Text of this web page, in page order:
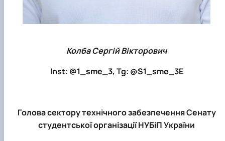
Колба Сергій Вікторович
Inst: @1_sme_3, Tg: @S1_sme_3E
Голова сектору технічного забезпечення Сенату
студентської організації НУБіП України